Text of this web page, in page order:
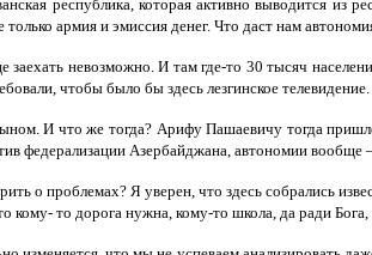
республика, которая активно выводится из
армия и эмиссия денег. Что даст нам
невозможно. И там где-то 30 тысяч
чтобы было бы здесь лезгинское
И что же тогда? Арифу Пашаевичу тогда
федерализации Азербайджана, автономии вообще
о проблемах? Я уверен, что здесь собрались
кому- то дорога нужна, кому-то школа, да ради